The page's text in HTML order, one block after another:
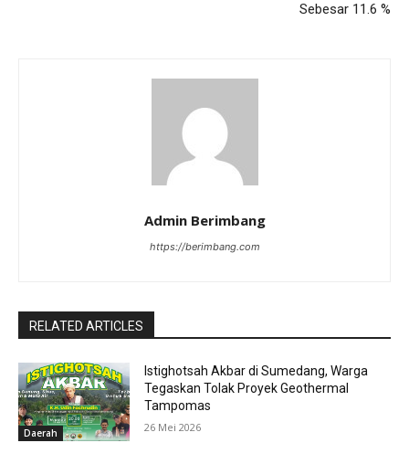
Sebesar 11.6 %
Admin Berimbang
https://berimbang.com
RELATED ARTICLES
Daerah
Istighotsah Akbar di Sumedang, Warga
Tegaskan Tolak Proyek Geothermal
Tampomas
26 Mei 2026